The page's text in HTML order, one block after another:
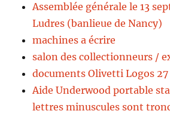
Assemblée générale le 13
Ludres (banlieue de Nancy)
machines a écrire
salon des collectionneurs /
documents Olivetti Logos 27
Aide Underwood portable
lettres minuscules sont